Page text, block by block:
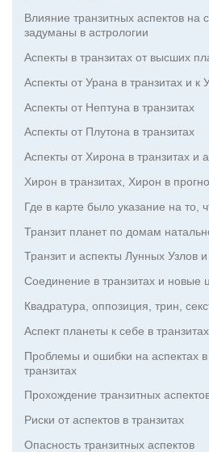
Влияние транзитных аспектов на
задуманы в астрологии
Аспекты в транзитах от высших
Аспекты от Урана в транзитах и к
Аспекты от Нептуна в транзитах
Аспекты от Плутона в транзитах
Аспекты от Хирона в транзитах и
Хирон в транзитах, Хирон в
Где в карте было указание на то,
Транзит планет по домам
Транзит и аспекты Лунных Узлов
Соединение в транзитах и новые
Квадратура, оппозиция, трин,
Аспект планеты к себе в транзитах
Проблемы и ошибки на аспектах
транзитах
Прохождение транзитных
Риски от аспектов в транзитах
Опасность транзитных аспектов